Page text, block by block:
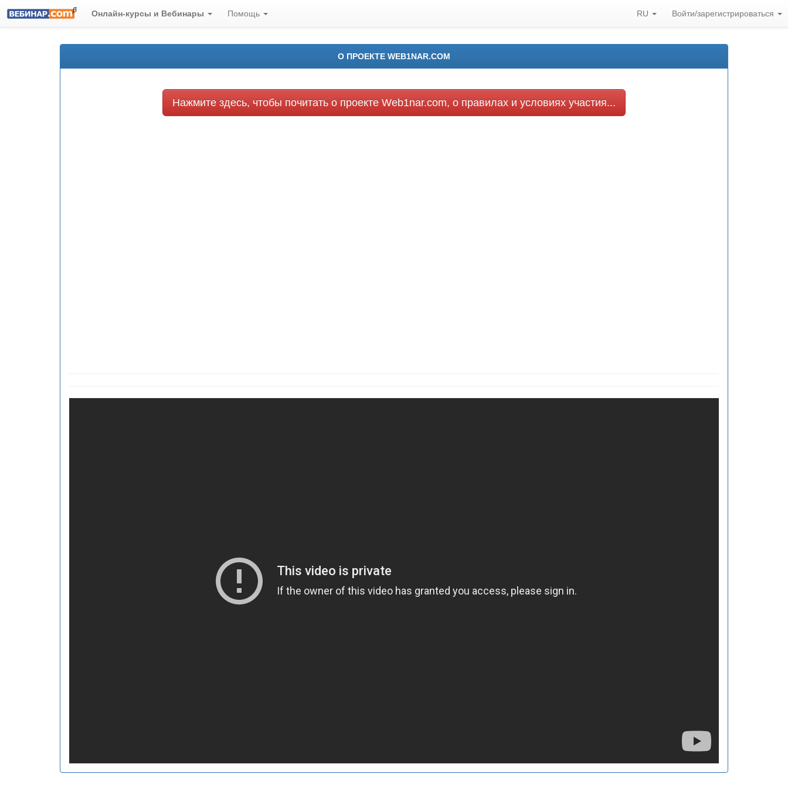
Онлайн-курсы и Вебинары Помощь RU Войти/зарегистрироваться
О ПРОЕКТЕ WEB1NAR.COM
Нажмите здесь, чтобы почитать о проекте Web1nar.com, о правилах и условиях участия...